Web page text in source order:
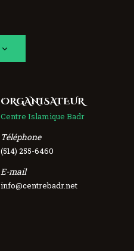
ORGANISATEUR
Centre Islamique Badr
Téléphone
(514) 255-6460
E-mail
info@centrebadr.net